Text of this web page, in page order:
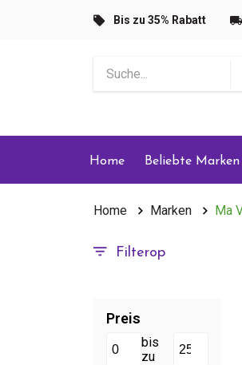
Bis zu 35% Rabatt
Home Beliebte Marken
Home Marken Ma
Filterop
Preis
bis
zu